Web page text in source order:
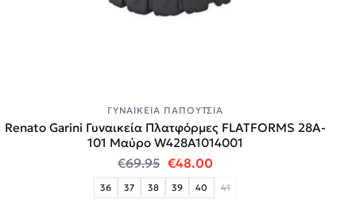
ΓΥΝΑΙΚΕΊΑ ΠΑΠΟΎΤΣΙΑ
Renato Garini Γυναικεία Πλατφόρμες FLATFORMS 28A-
101 Μαύρο W428A1014001
€69.95 Original price was: €69.95.
€48.00Η τρέχουσα τιμή
36 37 38 39 40 41